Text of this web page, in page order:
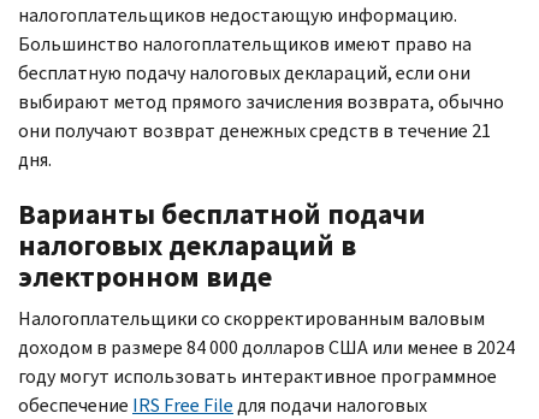
налогоплательщиков недостающую информацию.
Большинство налогоплательщиков имеют право на
бесплатную подачу налоговых деклараций, если они
выбирают метод прямого зачисления возврата, обычно
они получают возврат денежных средств в течение 21
дня.
Варианты бесплатной подачи
налоговых деклараций в
электронном виде
Налогоплательщики со скорректированным валовым
доходом в размере 84 000 долларов США или менее в 2024
году могут использовать интерактивное программное
обеспечение IRS Free Fileдля подачи налоговых